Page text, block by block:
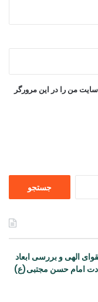
من را در این مرورگر
الهی و بررسی ابعاد
امام حسن مجتبی(ع)